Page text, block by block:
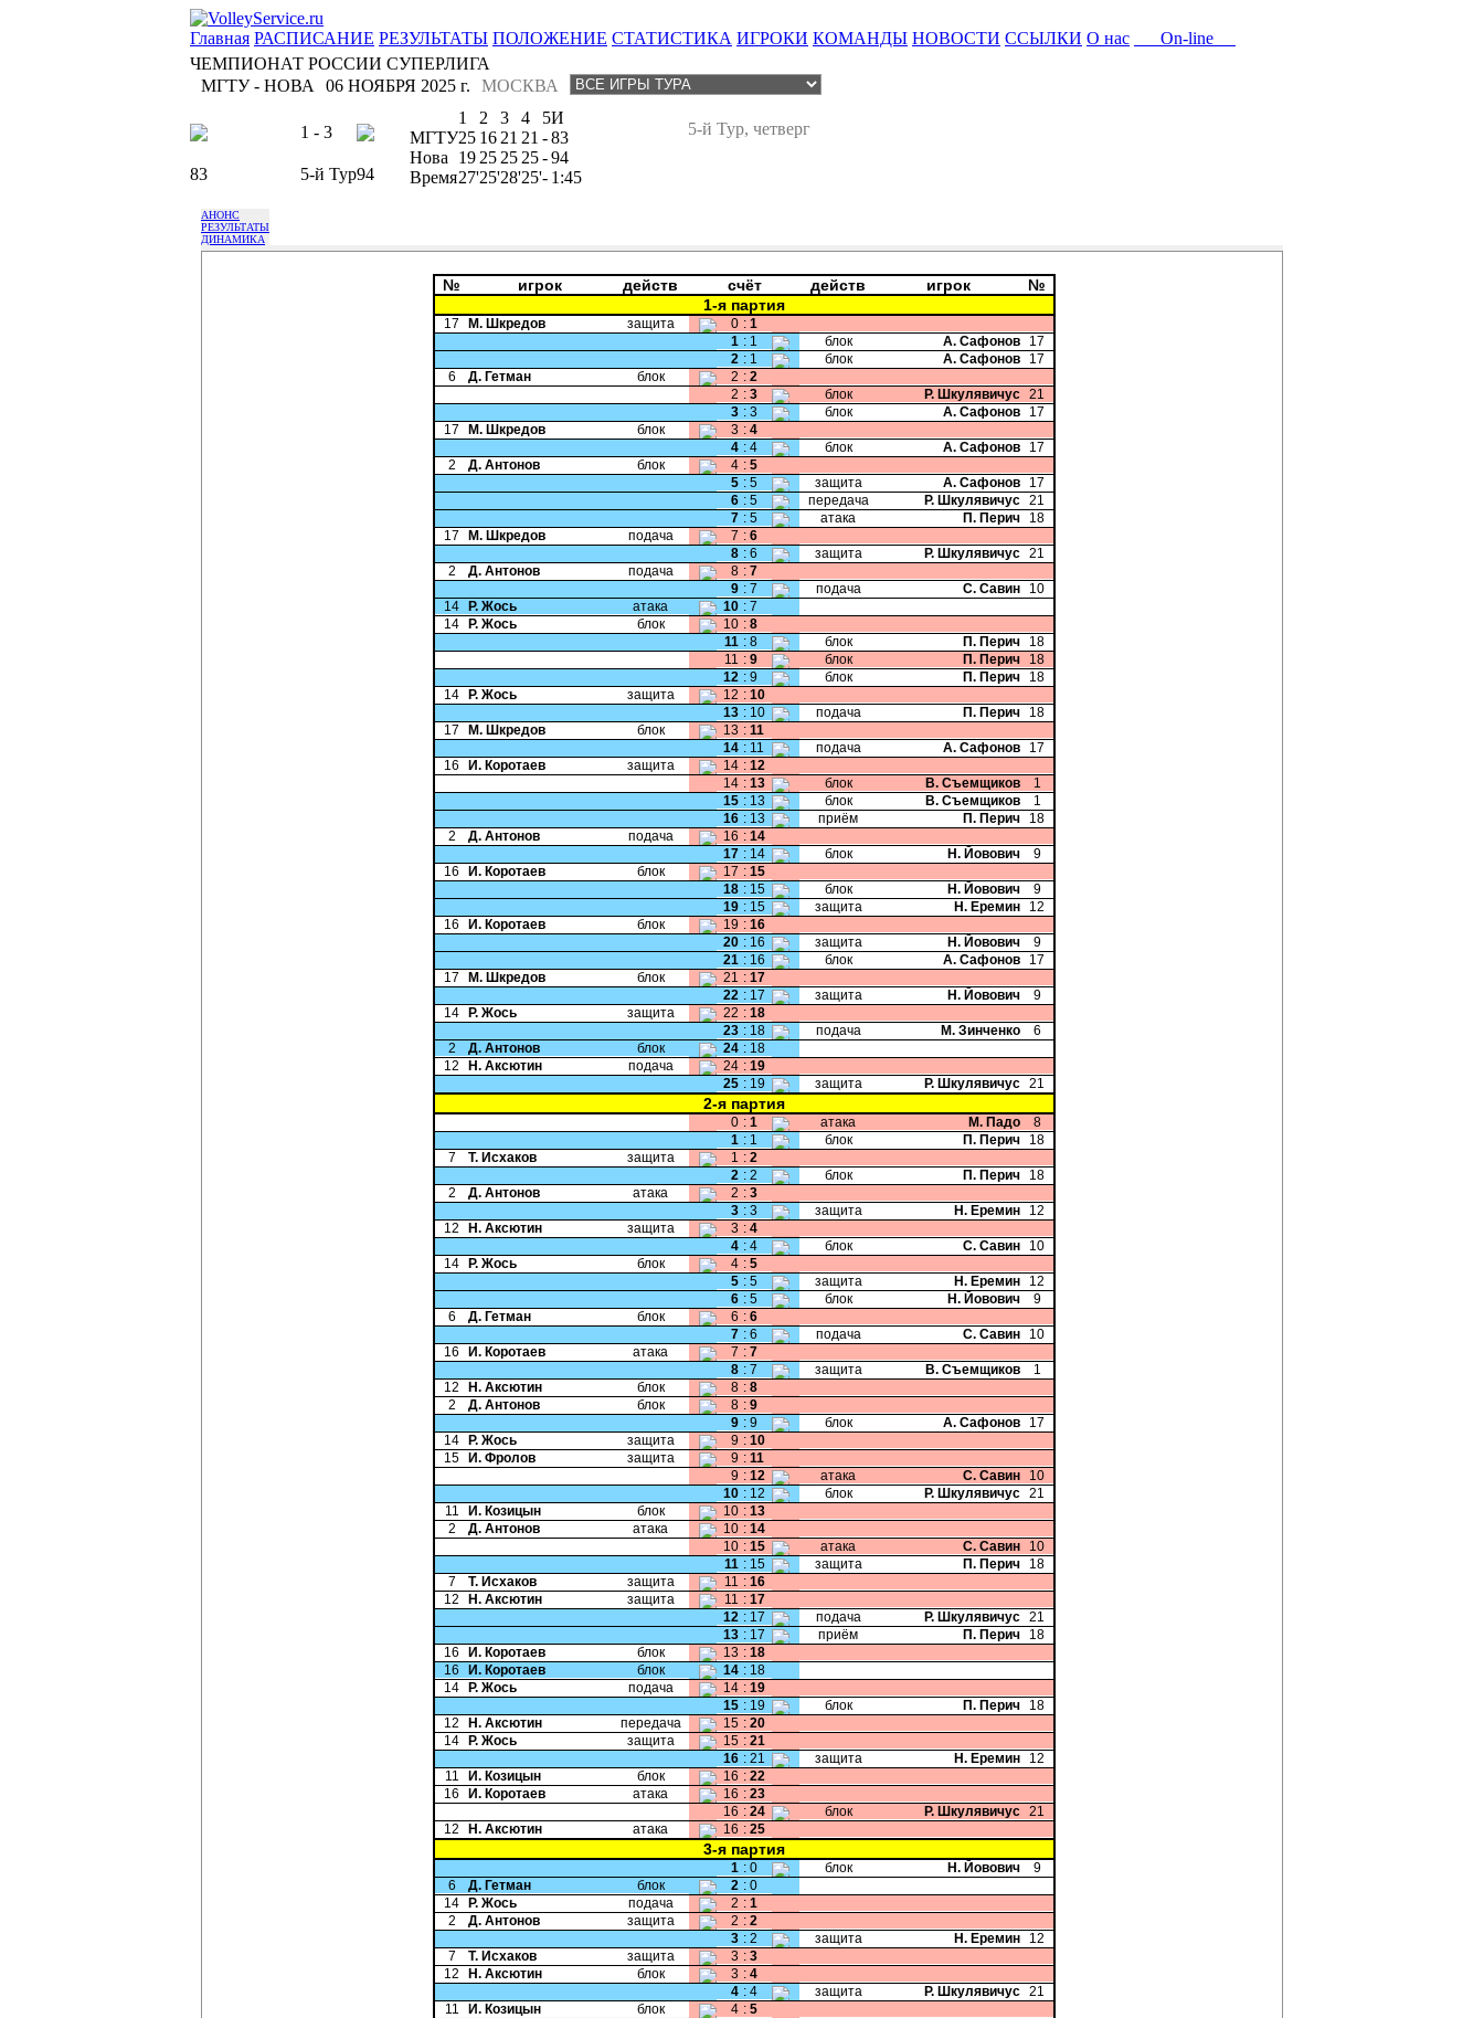
Главная РАСПИСАНИЕ РЕЗУЛЬТАТЫ ПОЛОЖЕНИЕ СТАТИСТИКА ИГРОКИ КОМАНДЫ НОВОСТИ ССЫЛКИ О нас
On-line
ЧЕМПИОНАТ РОССИИ СУПЕРЛИГА
МГТУ - НОВА
МОСКВА
06 НОЯБРЯ 2025 г.
1 - 3
83 5-й Тур94
5-й Тур, четверг
1 2 3 4 5И
МГТУ25 16 21 21 -83
Нова
19 25 25 25-94
Время27'25'28'25'- 1:45
АНОНС
РЕЗУЛЬТАТЫ
ДИНАМИКА
№ игрок действ счёт действ игрок
№
1-я партия
17 М. Шкредов защита 0 : 1
1 : 1 блок А. Сафонов
17
2 : 1 блок А. Сафонов
17
6
Д. Гетман блок 2 : 2
2 : 3 блок Р. Шкулявичус 21
3 : 3 блок А. Сафонов
17
17
М. Шкредов блок 3 : 4
4 : 4 блок А. Сафонов
17
2
Д. Антонов блок 4 : 5
5 : 5 защита А. Сафонов
17
6 : 5 передача Р. Шкулявичус 21
7 : 5 атака П. Перич
18
17
М. Шкредов подача 7 : 6
8 : 6 защита Р. Шкулявичус 21
2
Д. Антонов подача 8 : 7
9 : 7 подача С. Савин
10
14
Р. Жось атака 10 : 7
14
Р. Жось блок 10 : 8
11 : 8 блок П. Перич
18
11 : 9 блок П. Перич
18
12 : 9 блок П. Перич
18
14
Р. Жось защита 12 : 10
13 : 10 подача П. Перич
18
17
М. Шкредов блок 13 : 11
14 : 11 подача А. Сафонов
17
16
И. Коротаев защита 14 : 12
14 : 13 блок В. Съемщиков
1
15 : 13 блок В. Съемщиков
1
16 : 13 приём П. Перич
18
2
Д. Антонов подача 16 : 14
17 : 14 блок Н. Йовович
9
16
И. Коротаев блок 17 : 15
18 : 15 блок Н. Йовович
9
19 : 15 защита Н. Еремин
12
16
И. Коротаев блок 19 : 16
20 : 16 защита Н. Йовович
9
21 : 16 блок А. Сафонов
17
17
М. Шкредов блок 21 : 17
22 : 17 защита Н. Йовович
9
14
Р. Жось защита 22 : 18
23 : 18 подача М. Зинченко
6
2
Д. Антонов блок 24 : 18
12
Н. Аксютин подача 24 : 19
25 : 19 защита Р. Шкулявичус 21
2-я партия
0 : 1 атака М. Падо
8
1 : 1 блок П. Перич
18
7
Т. Исхаков защита 1 : 2
2 : 2 блок П. Перич
18
2
Д. Антонов атака 2 : 3
3 : 3 защита Н. Еремин
12
12
Н. Аксютин защита 3 : 4
4 : 4 блок С. Савин
10
14
Р. Жось блок 4 : 5
5 : 5 защита Н. Еремин
12
6 : 5 блок Н. Йовович
9
6
Д. Гетман блок 6 : 6
7 : 6 подача С. Савин
10
16
И. Коротаев атака 7 : 7
8 : 7 защита В. Съемщиков
1
12
Н. Аксютин блок 8 : 8
2
Д. Антонов блок 8 : 9
9 : 9 блок А. Сафонов
17
14
Р. Жось защита 9 : 10
15
И. Фролов защита 9 : 11
9 : 12 атака С. Савин
10
10 : 12 блок Р. Шкулявичус 21
11
И. Козицын блок 10 : 13
2
Д. Антонов атака 10 : 14
10 : 15 атака С. Савин
10
11 : 15 защита П. Перич
18
7
Т. Исхаков защита 11 : 16
12
Н. Аксютин защита 11 : 17
12 : 17 подача Р. Шкулявичус 21
13 : 17 приём П. Перич
18
16
И. Коротаев блок 13 : 18
16
И. Коротаев блок 14 : 18
14
Р. Жось подача 14 : 19
15 : 19 блок П. Перич
18
12
Н. Аксютин передача 15 : 20
14
Р. Жось защита 15 : 21
16 : 21 защита Н. Еремин
12
11
И. Козицын блок 16 : 22
16
И. Коротаев атака 16 : 23
16 : 24 блок Р. Шкулявичус 21
12
Н. Аксютин атака 16 : 25
3-я партия
1 : 0 блок Н. Йовович
9
6
Д. Гетман блок 2 : 0
14
Р. Жось подача 2 : 1
2
Д. Антонов защита 2 : 2
3 : 2 защита Н. Еремин
12
7
Т. Исхаков защита 3 : 3
12
Н. Аксютин блок 3 : 4
4 : 4 защита Р. Шкулявичус 21
11
И. Козицын блок 4 : 5